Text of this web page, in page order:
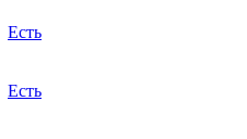
Есть
Есть